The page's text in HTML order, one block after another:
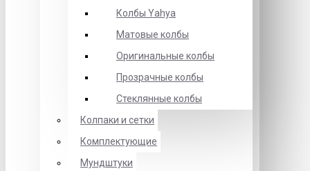
Колбы Yahya
Матовые колбы
Оригинальные колбы
Прозрачные колбы
Стеклянные колбы
Колпаки и сетки
Комплектующие
Мундштуки